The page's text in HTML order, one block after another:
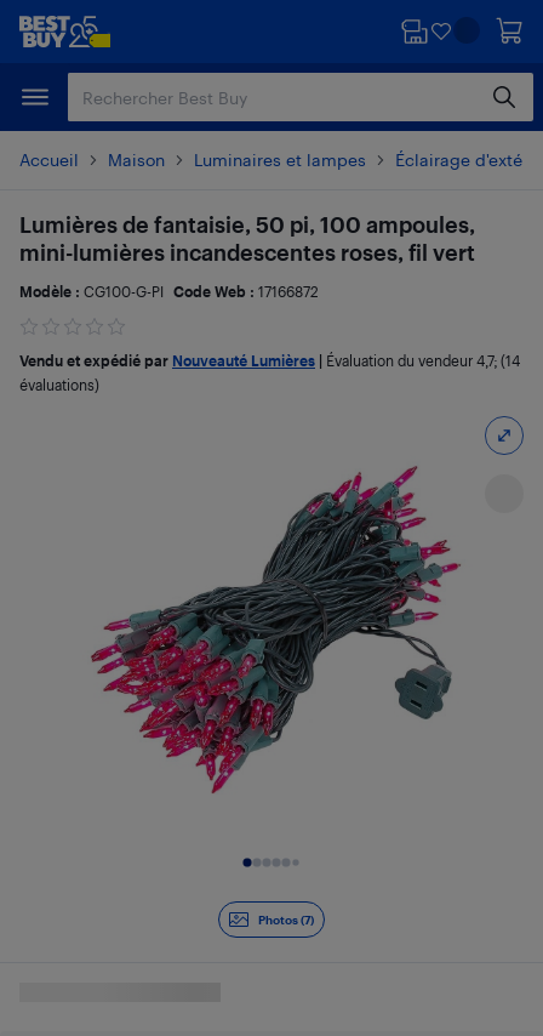
Passer
principal
Passer
Accueil Maison Luminaires et lampes Éclairage
Photos (7)
Lumières de fantaisie, 50 pi, 100 ampoules,
mini-lumières incandescentes roses, fil vert
Modèle : CG100-G-PI Code Web : 17166872
Vendu et expédié par Nouveauté Lumières Évaluation du vendeur 4,7; (14
évaluations)